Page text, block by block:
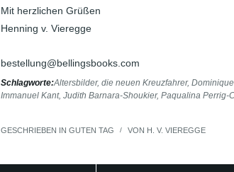
Mit herzlichen Grüßen
Henning v. Vieregge
bestellung@bellingsbooks.com
Schlagworte:Altersbilder, die neuen Kreuzfahrer,
Immanuel Kant, Judith Barnara-Shoukier, Paqualina Perrig-
GESCHRIEBEN IN GUTEN TAG / VON H. V. VIEREGGE